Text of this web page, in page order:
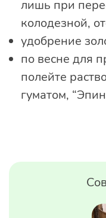
лишь при
колодезной,
удобрение
по весне для
полейте
гуматом,